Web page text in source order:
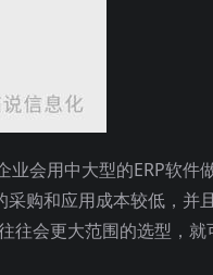
业会用中大型的ERP软件
采购和应用成本较低，并
往会更大范围的选型，就